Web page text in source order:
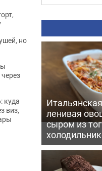
ленивая
сыром из
но
куда
виз,